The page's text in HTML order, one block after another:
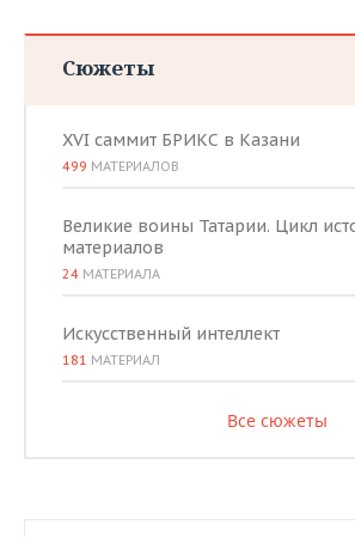
Сюжеты
XVI саммит БРИКС в Казани
499 МАТЕРИАЛОВ
Великие воины Татарии. Цикл
материалов
24 МАТЕРИАЛА
Искусственный интеллект
181 МАТЕРИАЛ
Все сюжеты